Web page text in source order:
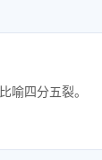
比喻四分五裂。